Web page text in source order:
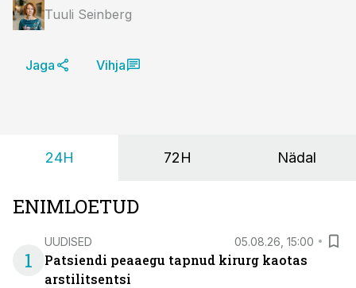
Tuuli Seinberg
Jaga Vihja
24H 72H Nädal
ENIMLOETUD
1
UUDISED 05.08.26, 15:00
Patsiendi peaaegu tapnud kirurg kaotas
arstilitsentsi